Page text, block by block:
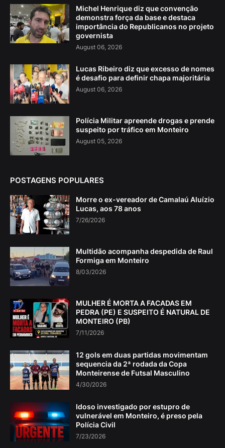
Michel Henrique diz que convenção
demonstra força da base e destaca
importância do Republicanos no projeto
governista
August 06, 2026
Lucas Ribeiro diz que excesso de nomes
é desafio para definir chapa majoritária
August 06, 2026
Polícia Militar apreende drogas e prende
suspeito por tráfico em Monteiro
August 05, 2026
POSTAGENS POPULARES
Morre o ex-vereador de Camalaú Aluízio
Lucas, aos 78 anos
7/26/2026
Multidão acompanha despedida de Raul
Formiga em Monteiro
8/03/2026
MULHER É MORTA A FACADAS EM
PEDRA (PE) E SUSPEITO É NATURAL DE
MONTEIRO (PB)
7/11/2026
12 gols em duas partidas movimentam
sequencia da 2ª rodada da Copa
Monteirense de Futsal Masculino
4/30/2026
Idoso investigado por estupro de
vulnerável em Monteiro, é preso pela
Polícia Civil
7/23/2026